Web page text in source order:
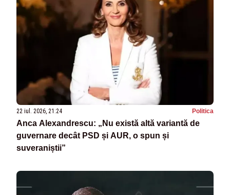
22 iul. 2026, 21:24 Politica
Anca Alexandrescu: „Nu există altă variantă de
guvernare decât PSD și AUR, o spun și
suveraniștii”